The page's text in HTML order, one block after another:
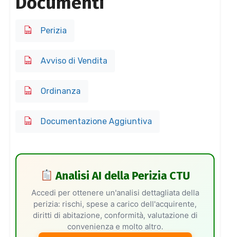
Perizia
Avviso di Vendita
Ordinanza
Documentazione Aggiuntiva
Analisi AI della Perizia CTU
Accedi per ottenere un'analisi dettagliata della
perizia: rischi, spese a carico dell'acquirente,
diritti di abitazione, conformità, valutazione di
convenienza e molto altro.